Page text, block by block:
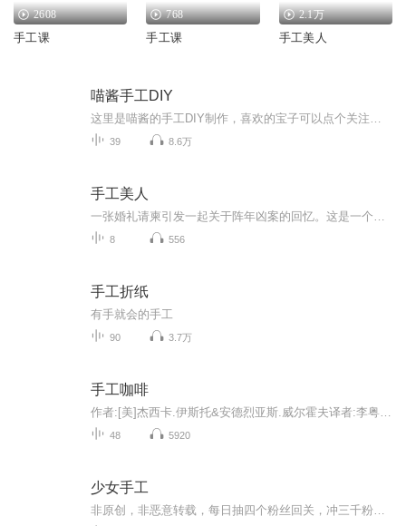
2608
手工课
768
手工课
2.1万
手工美人
喵酱手工DIY
39 8.6万
手工美人
8 556
手工折纸
有手就会的手工
90 3.7万
手工咖啡
48 5920
少女手工